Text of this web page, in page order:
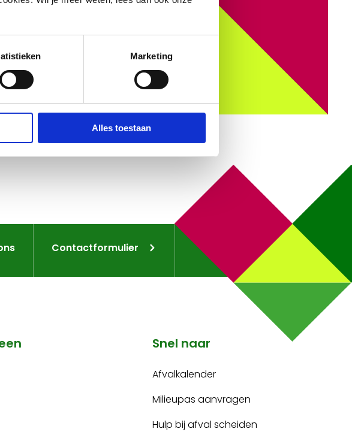
Marketing
Alles toestaan
Contactformulier
Snel naar
Afvalkalender
Milieupas aanvragen
Hulp bij afval scheiden